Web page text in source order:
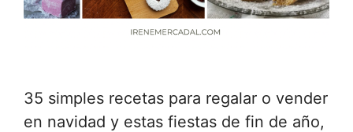
35 simples recetas para regalar o vender
en navidad y estas fiestas de fin de año,